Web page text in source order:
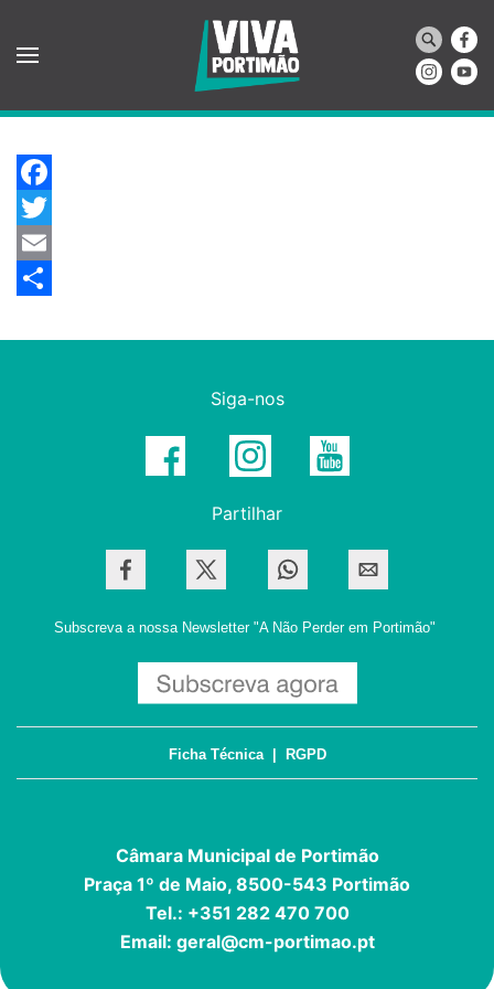
Saltar para o conteúdo principal
Facebook
Twitter
Email
Siga-nos
Partilhar
Subscreva a nossa Newsletter "A Não Perder em Portimão"
Ficha Técnica| RGPD
Câmara Municipal de Portimão
Praça 1º de Maio, 8500-543 Portimão
Tel.: +351 282 470 700
Email: geral@cm-portimao.pt